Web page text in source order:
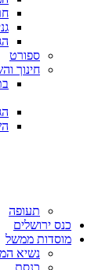
ספורט
חינוך
תעופה
כנס ירושלים
מוסדות ממשל
נשיא
כנסת